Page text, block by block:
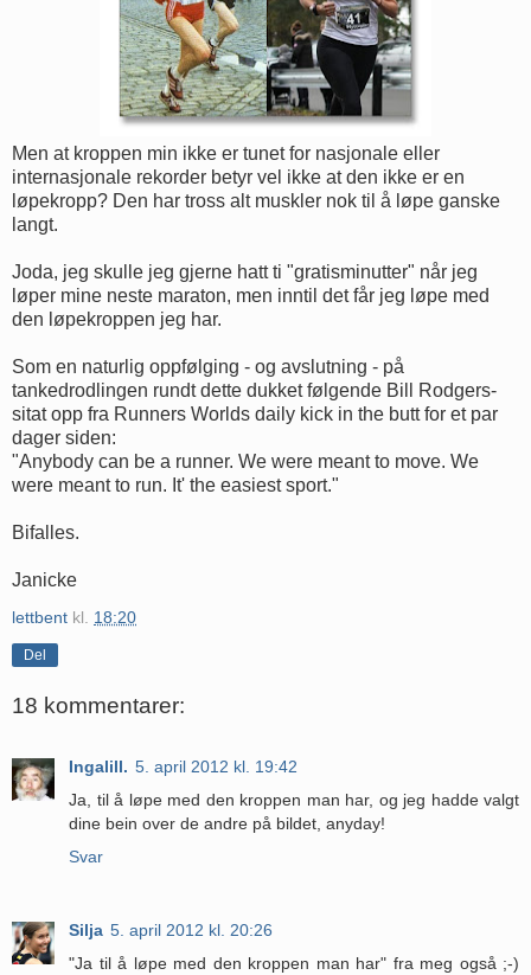
Men at kroppen min ikke er tunet for nasjonale eller
internasjonale rekorder betyr vel ikke at den ikke er en
løpekropp? Den har tross alt muskler nok til å løpe ganske
langt.
Joda, jeg skulle jeg gjerne hatt ti "gratisminutter" når jeg
løper mine neste maraton, men inntil det får jeg løpe med
den løpekroppen jeg har.
Som en naturlig oppfølging - og avslutning - på
tankedrodlingen rundt dette dukket følgende Bill Rodgers-
sitat opp fra Runners Worlds daily kick in the butt for et par
dager siden:
"Anybody can be a runner. We were meant to move. We
were meant to run. It' the easiest sport."
Bifalles.
Janicke
lettbent kl. 18:20
Del
18 kommentarer:
Ingalill. 5. april 2012 kl. 19:42
Ja, til å løpe med den kroppen man har, og jeg hadde valgt
dine bein over de andre på bildet, anyday!
Svar
Silja 5. april 2012 kl. 20:26
"Ja til å løpe med den kroppen man har" fra meg også ;-)